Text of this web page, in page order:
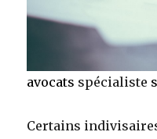
avocats spécialiste
Certains